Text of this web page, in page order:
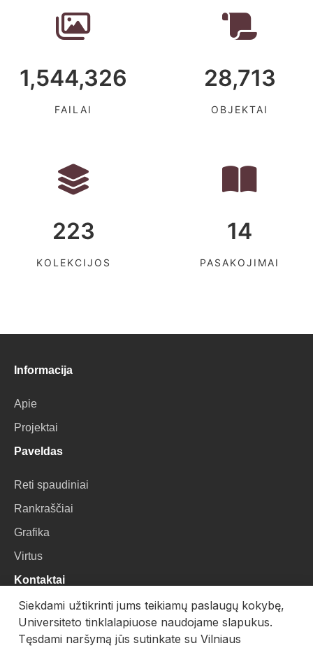
1,544,326
FAILAI
28,713
OBJEKTAI
223
KOLEKCIJOS
14
PASAKOJIMAI
Informacija
Apie
Projektai
Paveldas
Reti spaudiniai
Rankraščiai
Grafika
Virtus
Kontaktai
VU Biblioteka
Universiteto g. 3, LT-01122, Vilnius
Siekdami užtikrinti jums teikiamų paslaugų kokybę,
Universiteto tinklalapiuose naudojame slapukus.
Tęsdami naršymą jūs sutinkate su Vilniaus